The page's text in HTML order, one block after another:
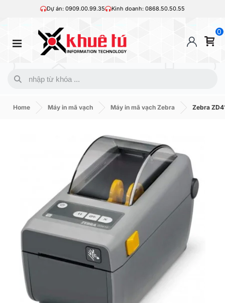
Dự án: 0909.00.99.35 Kinh doanh: 0868.50.50.55
0
Home Máy in mã vạch Máy in mã vạch Zebra Zebra